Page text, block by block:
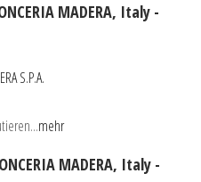
MADERA, Italy -
S.P.A.
mehr
MADERA, Italy -